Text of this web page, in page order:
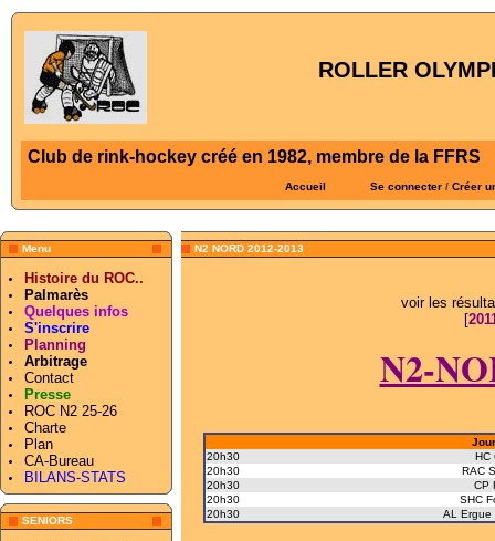
ROLLER
Club de rink-hockey créé en 1982, membre de la FFRS
Accueil Se connecter / Créer
Menu
Histoire du ROC..
Palmarès
Quelques infos
S'inscrire
Planning
Arbitrage
Contact
Presse
ROC N2 25-26
Charte
Plan
CA-Bureau
BILANS-STATS
SENIORS
N2 NORD 2012-2013
voir les
[
N2-
20h30
HC
20h30
RAC
20h30
CP
20h30
SHC
20h30
AL Ergue